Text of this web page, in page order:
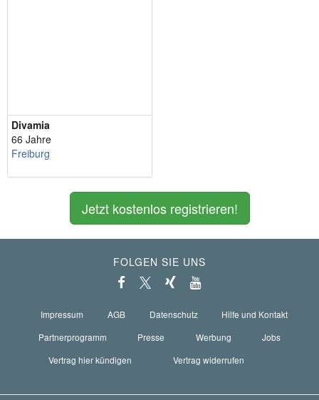
Divamia
66 Jahre
Freiburg
Jetzt kostenlos registrieren!
FOLGEN SIE UNS
Impressum AGB Datenschutz
Hilfe und Kontakt
Partnerprogramm
Presse Werbung
Jobs
Vertrag hier kündigen
Vertrag widerrufen